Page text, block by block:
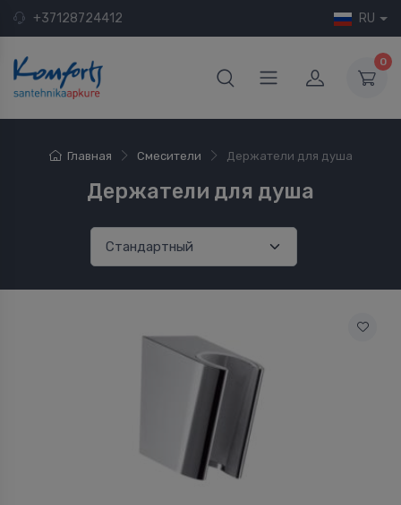
+37128724412 RU
0
Главная Смесители Держатели для душа
Держатели для душа